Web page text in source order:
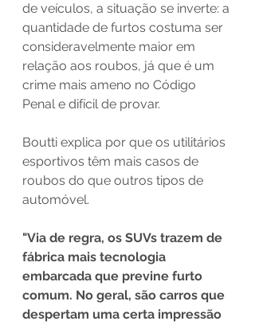
de veículos, a situação se inverte: a
quantidade de furtos costuma ser
consideravelmente maior em
relação aos roubos, já que é um
crime mais ameno no Código
Penal e difícil de provar.
Boutti explica por que os utilitários
esportivos têm mais casos de
roubos do que outros tipos de
automóvel.
"Via de regra, os SUVs trazem de
fábrica mais tecnologia
embarcada que previne furto
comum. No geral, são carros que
despertam uma certa impressão